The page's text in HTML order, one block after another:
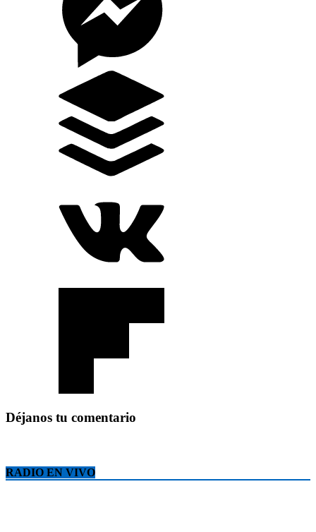
Déjanos tu comentario
RADIO EN VIVO